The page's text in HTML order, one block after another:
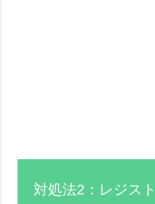
対処法2：レジス